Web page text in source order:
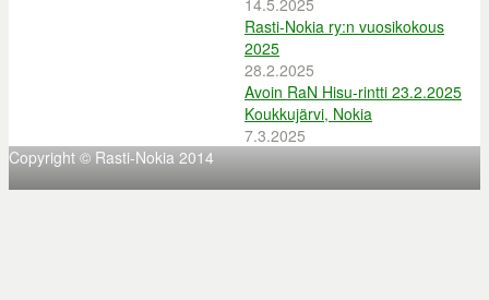
Rasti-Nokia ry:n vuosikokous
2025
28.2.2025
Avoin RaN Hisu-rintti 23.2.2025
Koukkujärvi, Nokia
7.3.2025
Copyright © Rasti-Nokia 2014